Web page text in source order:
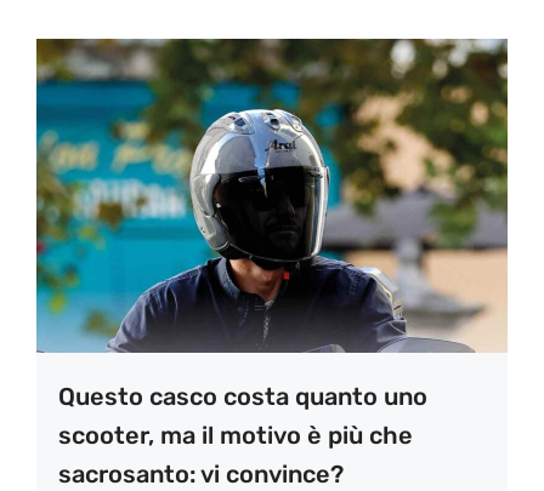
Questo casco costa quanto uno
scooter, ma il motivo è più che
sacrosanto: vi convince?